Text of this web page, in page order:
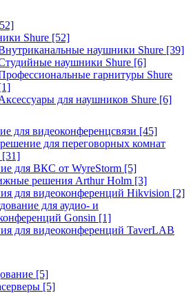
Shure [52]
наушники Shure [39]
наушники Shure [6]
гарнитуры Shure
для наушников Shure [6]
для видеоконференцсвязи [45]
для переговорных комнат
[31]
для ВКС от WyreStorm [5]
решения Arthur Holm [3]
для видеоконференций Hikvision [2]
для аудио- и
Gonsin [1]
для видеоконференций TaverLAB
[5]
[5]